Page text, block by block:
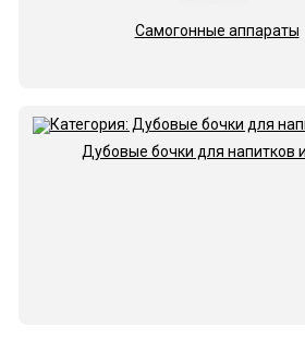
Самогонные аппараты
Дубовые бочки для напитков